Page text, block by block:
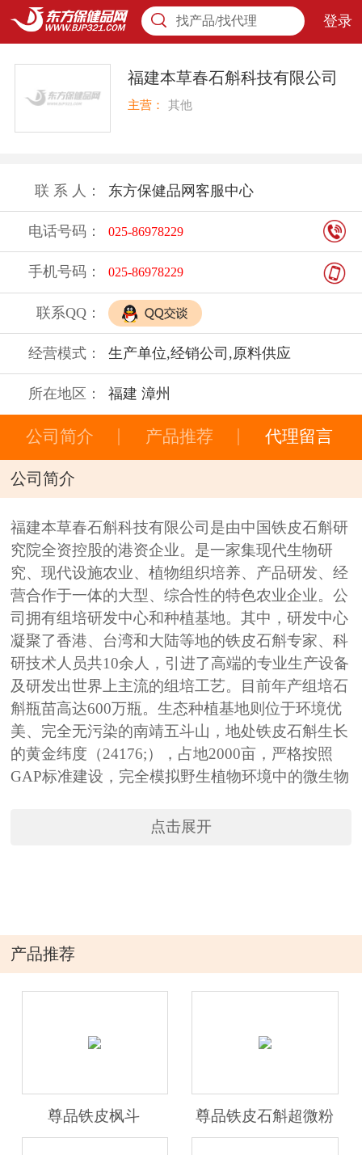
找产品/找代理 登录
福建本草春石斛科技有限公司
主营： 其他
联 系 人： 东方保健品网客服中心
电话号码： 025-86978229
手机号码： 025-86978229
联系QQ：
经营模式： 生产单位,经销公司,原料供应
所在地区： 福建 漳州
公司简介 产品推荐 代理留言
公司简介
福建本草春石斛科技有限公司是由中国铁皮石斛研
究院全资控股的港资企业。是一家集现代生物研
究、现代设施农业、植物组织培养、产品研发、经
营合作于一体的大型、综合性的特色农业企业。公
司拥有组培研发中心和种植基地。其中，研发中心
凝聚了香港、台湾和大陆等地的铁皮石斛专家、科
研技术人员共10余人，引进了高端的专业生产设备
及研发出世界上主流的组培工艺。目前年产组培石
斛瓶苗高达600万瓶。生态种植基地则位于环境优
美、完全无污染的南靖五斗山，地处铁皮石斛生长
的黄金纬度（24176;），占地2000亩，严格按照
GAP标准建设，完全模拟野生植物环境中的微生物
的铁皮石斛标准化、科技化、原生态的组培和种植
道路。未来，将致力于为客户的健康长寿提供养生
极品，把“本草春”打造成领先的知名品牌。
点击展开
产品推荐
尊品铁皮枫斗 尊品铁皮石斛超微粉